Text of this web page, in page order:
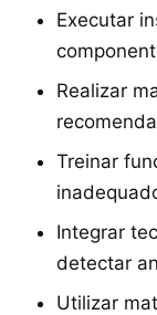
Executar
Realizar
Treinar
Integrar
detectar
Utilizar